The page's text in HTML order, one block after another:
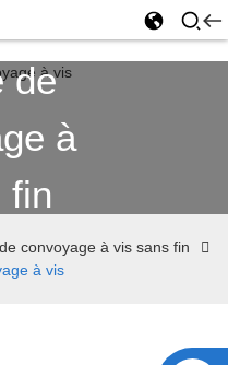
de
à
fin
convoyage à vis sans fin
à vis